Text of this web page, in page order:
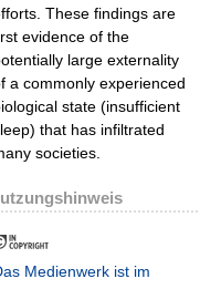
These findings are
evidence of the
large externality
a commonly experienced
state (insufficient
that has infiltrated
societies.
Medienwerk ist im